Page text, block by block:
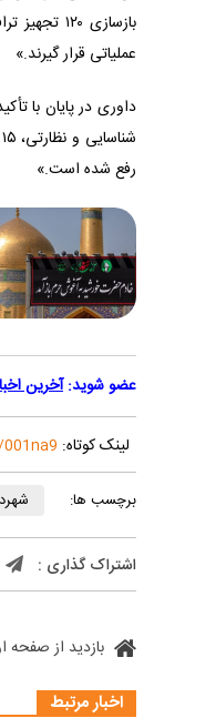
بازسازی
عملیاتی قرار گیرند.»
داوری در پایان با
رفع شده است.»
عضو شوید: آخرین
لینک کوتاه:
برچسب ها:
اشتراک گذاری :
بازدید از صفحه
اخبار مرتبط